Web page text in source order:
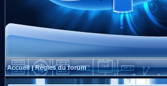
Accueil|Règles du forum